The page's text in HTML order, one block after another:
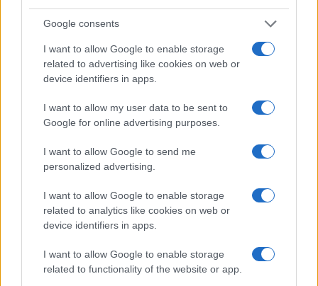
Google consents
I want to allow Google to enable storage
related to advertising like cookies on web or
device identifiers in apps.
I want to allow my user data to be sent to
Google for online advertising purposes.
I want to allow Google to send me
personalized advertising.
I want to allow Google to enable storage
related to analytics like cookies on web or
device identifiers in apps.
I want to allow Google to enable storage
related to functionality of the website or app.
Codacons denuncia: i problemi che affliggono la Sicilia
Matteo Pellegrino · 25 Lug 2026
NEWS E ATTUALITÀ